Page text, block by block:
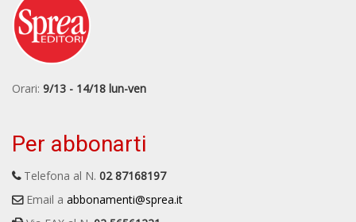
Orari: 9/13 - 14/18 lun-ven
Per abbonarti
Telefona al N. 02 87168197
Email a abbonamenti@sprea.it